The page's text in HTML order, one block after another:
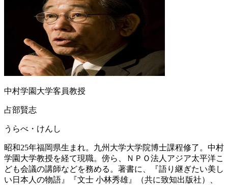
中村学園大学客員教授
占部賢志
うらべ・けんし
昭和25年福岡県生まれ。九州大学大学院博士課程修了。中村
学園大学教授を経て現職。傍ら、ＮＰＯ法人アジア太平洋こ
ども会議の講師などを務める。著書に、『語り継ぎたい美し
い日本人の物語』『文士 小林秀雄』（共に致知出版社）、